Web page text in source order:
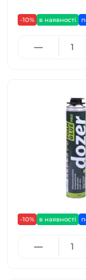
-10% в наявності
-10% в наявності